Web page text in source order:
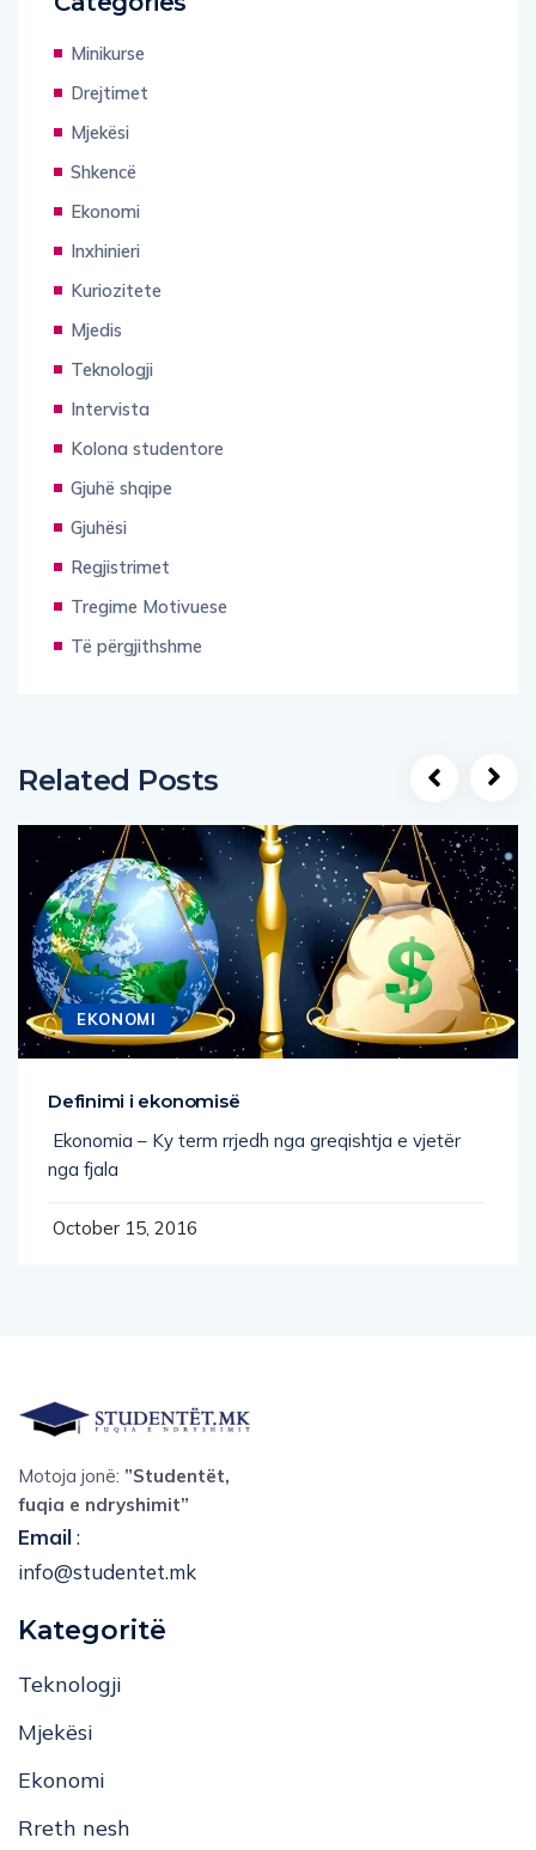
Minikurse
Drejtimet
Mjekësi
Shkencë
Ekonomi
Inxhinieri
Kuriozitete
Mjedis
Teknologji
Intervista
Kolona studentore
Gjuhë shqipe
Gjuhësi
Regjistrimet
Tregime Motivuese
Të përgjithshme
Related Posts
EKONOMI
Definimi i ekonomisë
Ekonomia – Ky term rrjedh nga greqishtja e vjetër
nga fjala
October 15, 2016
Motoja jonë: ”Studentët,
fuqia e ndryshimit”
Email:
info@studentet.mk
Kategoritë
Teknologji
Mjekësi
Ekonomi
Rreth nesh